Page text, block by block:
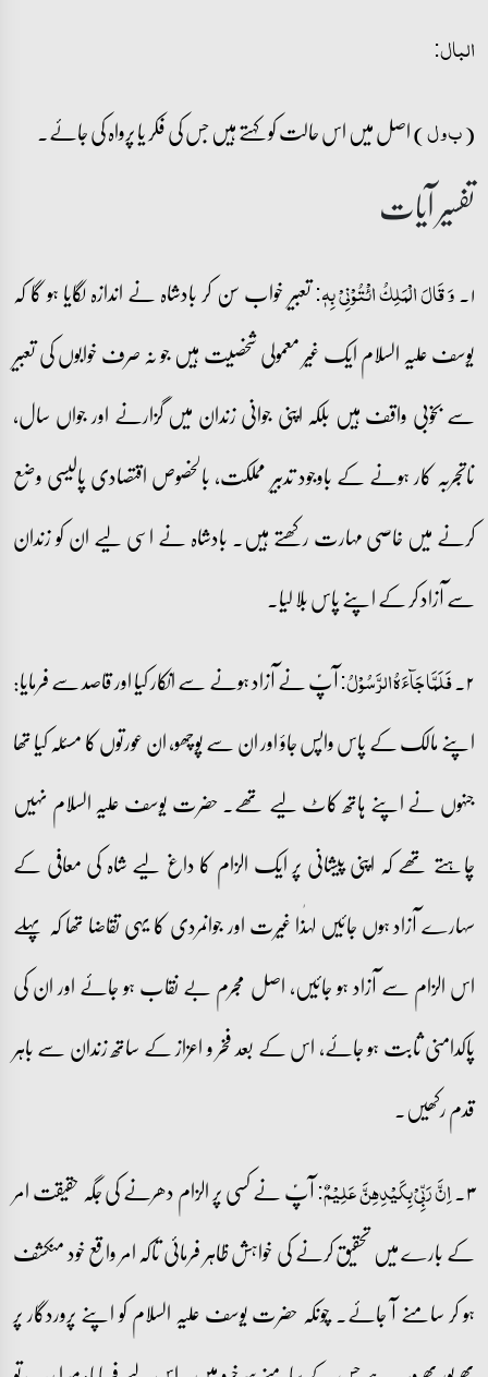
البال:
(ب و ل) اصل میں اس حالت کو کہتے ہیں جس کی فکر یا پرواہ کی جائے۔
تفسیر آیات
۱۔ وَ قَالَ الۡمَلِکُ ائۡتُوۡنِیۡ بِہٖ:تعبیر خواب سن کر بادشاہ نے اندازہ لگایا ہو گا کہ
یوسف علیہ السلام ایک غیر معمولی شخصیت ہیں جو نہ صرف خوابوں کی تعبیر
سے بخوبی واقف ہیں بلکہ اپنی جوانی زندان میں گزارنے اور جواں سال،
ناتجربہ کار ہونے کے باوجود تدبیر مملکت، بالخصوص اقتصادی پالیسی وضع
کرنے میں خاصی مہارت رکھتے ہیں۔ بادشاہ نے اسی لیے ان کو زندان
سے آزاد کر کے اپنے پاس بلا لیا۔
۲۔ فَلَمَّا جَآءَہُ الرَّسُوۡلُ:آپؑ نے آزاد ہونے سے انکار کیا اور قاصد سے فرمایا:
اپنے مالک کے پاس واپس جاؤ اور ان سے پوچھو، ان عورتوں کا مسئلہ کیا تھا
جنہوں نے اپنے ہاتھ کاٹ لیے تھے۔ حضرت یوسف علیہ السلام نہیں
چاہتے تھے کہ اپنی پیشانی پر ایک الزام کا داغ لیے شاہ کی معافی کے
سہارے آزاد ہوں جائیں لہٰذا غیرت اور جوانمردی کا یہی تقاضا تھا کہ پہلے
اس الزام سے آزاد ہو جائیں، اصل مجرم بے نقاب ہو جائے اور ان کی
پاکدامنی ثابت ہو جائے، اس کے بعد فخر و اعزاز کے ساتھ زندان سے باہر
قدم رکھیں۔
۳۔ اِنَّ رَبِّیۡ بِکَیۡدِہِنَّ عَلِیۡمٌ:آپؑ نے کسی پر الزام دھرنے کی جگہ حقیقت امر
کے بارے میں تحقیق کرنے کی خواہش ظاہر فرمائی تاکہ امر واقع خود منکشف
ہو کر سامنے آ جائے۔ چونکہ حضرت یوسف علیہ السلام کو اپنے پروردگار پر